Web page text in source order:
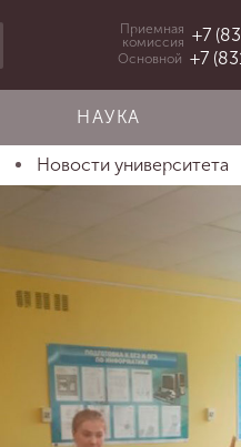
Приемная
комиссия +7
Основной +7
НАУКА
Новости университета